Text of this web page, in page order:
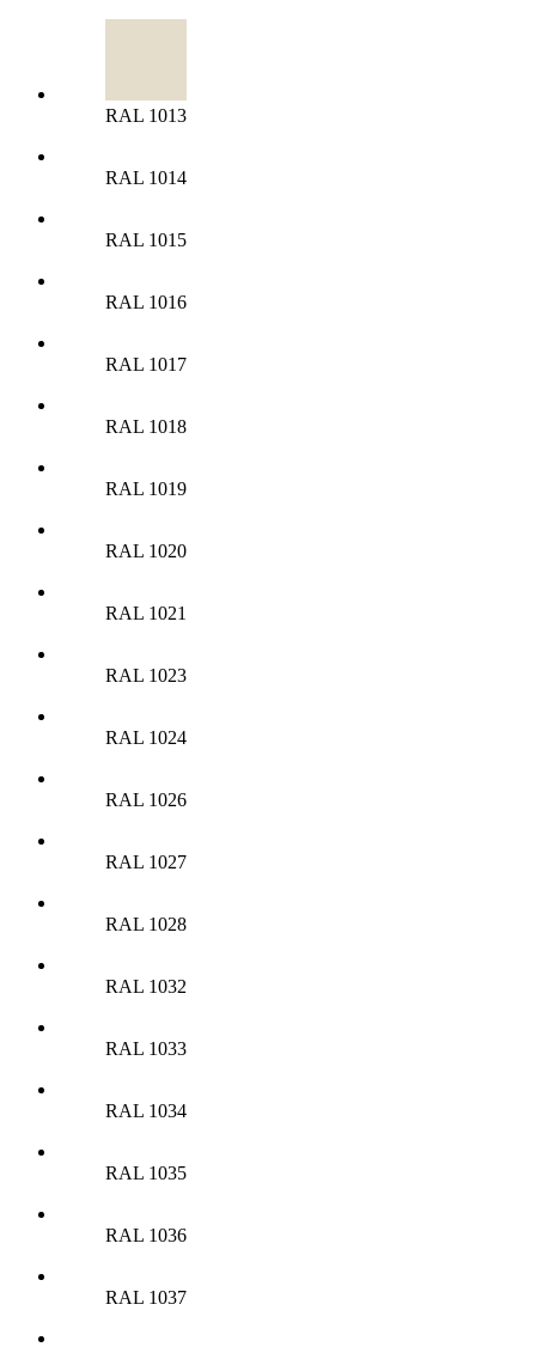
RAL 1013
RAL 1014
RAL 1015
RAL 1016
RAL 1017
RAL 1018
RAL 1019
RAL 1020
RAL 1021
RAL 1023
RAL 1024
RAL 1026
RAL 1027
RAL 1028
RAL 1032
RAL 1033
RAL 1034
RAL 1035
RAL 1036
RAL 1037